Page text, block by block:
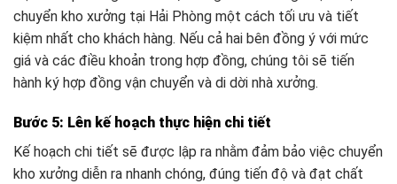
chuyển kho xưởng tại Hải Phòng một cách tối ưu và tiết
kiệm nhất cho khách hàng. Nếu cả hai bên đồng ý với mức
giá và các điều khoản trong hợp đồng, chúng tôi sẽ tiến
hành ký hợp đồng vận chuyển và di dời nhà xưởng.
Bước 5: Lên kế hoạch thực hiện chi tiết
Kế hoạch chi tiết sẽ được lập ra nhằm đảm bảo việc chuyển
kho xưởng diễn ra nhanh chóng, đúng tiến độ và đạt chất